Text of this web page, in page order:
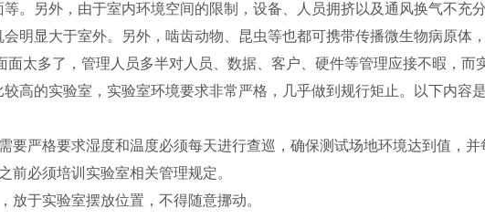
。另外，由于室内环境空间的限制，设备、人员拥挤以及通风换气不充
明显大于室外。另外，啮齿动物、昆虫等也都可携带传播微生物病原体
面太多了，管理人员多半对人员、数据、客户、硬件等管理应接不暇，而
高的实验室，实验室环境要求非常严格，几乎做到规行矩止。以下内容
要严格要求湿度和温度必须每天进行查巡，确保测试场地环境达到值，并
前必须培训实验室相关管理规定。
放于实验室摆放位置，不得随意挪动。